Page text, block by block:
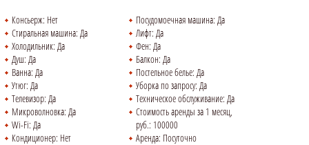
Консьерж: Нет
Стиральная машина:Да
Холодильник:Да
Душ:Да
Ванна:Да
Утюг:Да
Телевизор:Да
Микроволновка:Да
Wi-Fi:Да
Кондиционер: Нет
Посудомоечная машина:Да
Лифт:Да
Фен:Да
Балкон:Да
Постельное белье:Да
Уборка по запросу:Да
Техническое обслуживание:Да
Стоимость аренды за 1 месяц,
руб.: 100000
Аренда: Посуточно